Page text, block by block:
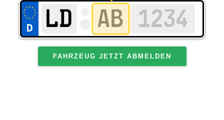
FAHRZEUG JETZT ABMELDEN